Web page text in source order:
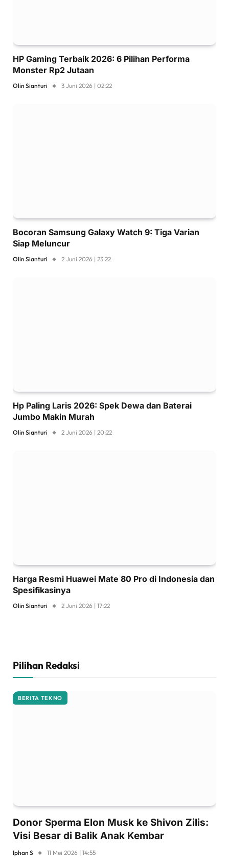
HP Gaming Terbaik 2026: 6 Pilihan Performa
Monster Rp2 Jutaan
Olin Sianturi 3 Juni 2026 | 02:22
Bocoran Samsung Galaxy Watch 9: Tiga Varian
Siap Meluncur
Olin Sianturi 2 Juni 2026 | 23:22
Hp Paling Laris 2026: Spek Dewa dan Baterai
Jumbo Makin Murah
Olin Sianturi 2 Juni 2026 | 20:22
Harga Resmi Huawei Mate 80 Pro di Indonesia dan
Spesifikasinya
Olin Sianturi 2 Juni 2026 | 17:22
Pilihan Redaksi
BERITA TEKNO
Donor Sperma Elon Musk ke Shivon Zilis:
Visi Besar di Balik Anak Kembar
Iphan S 11 Mei 2026 | 14:55